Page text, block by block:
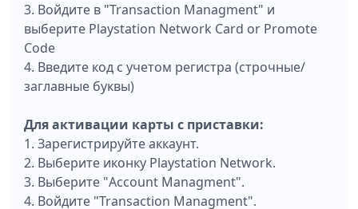
3. Войдите в "Transaction Managment" и
выберите Playstation Network Card or Promote
Code
4. Введите код с учетом регистра (строчные/
заглавные буквы)
Для активации карты с приставки:
1. Зарегистрируйте аккаунт.
2. Bыберите иконку Playstation Network.
3. Выберите "Account Managment".
4. Войдите "Transaction Managment".